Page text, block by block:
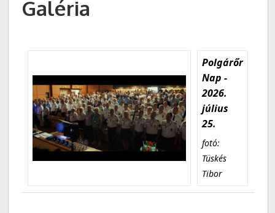
Galéria
Polgárőr
Nap -
2026.
július
25.
fotó:
Tüskés
Tibor